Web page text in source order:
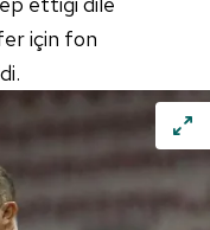
için fon